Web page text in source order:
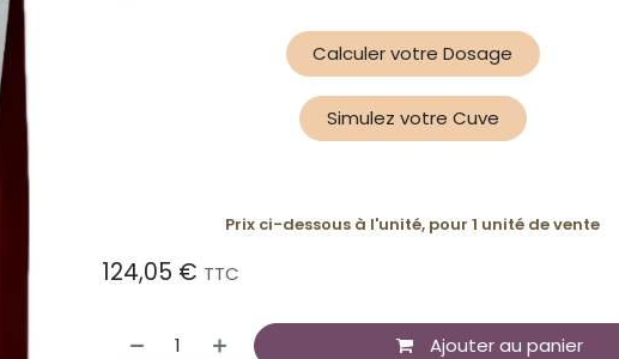
Calculer votr​e Do​s​age​​​
Simulez votre Cuve
Prix ci-dessous à l'unité, pour 1 unité de vente
124,05 € TTC
Ajouter au panier